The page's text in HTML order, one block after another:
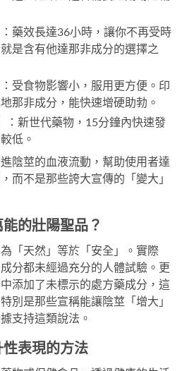
：藥效長達36小時，讓你不再受時
就是含有他達那非成分的選擇之
：受食物影響小，服用更方便。 印
那非成分，能快速增硬助勃。
：新世代藥物，15分鐘內快速發
低。
陰莖的血液流動，幫助使用者達
而不是那些誇大宣傳的「變大」
的壯陽聖品？
「天然」等於「安全」。實際
分都未經過充分的人體試驗。更
添加了未標示的處方藥成分，這
別是那些宣稱能讓陰莖「增大」
支持這類說法。
表現的方法